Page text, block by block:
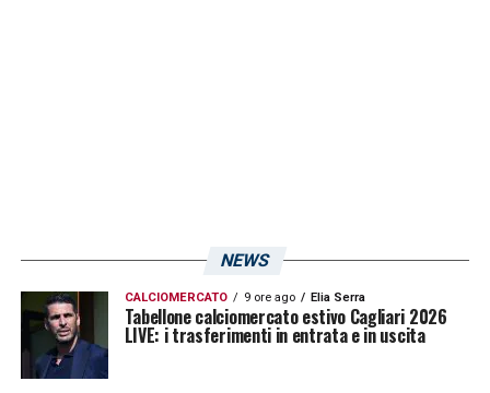
NEWS
CALCIOMERCATO 9 ore ago Elia Serra
Tabellone calciomercato estivo Cagliari 2026
LIVE: i trasferimenti in entrata e in uscita